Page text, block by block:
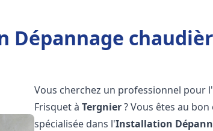
Dépannage
Vous cherchez un professionnel pour
Frisquet àTergnier? Vous êtes au
spécialisée dans l'Installation